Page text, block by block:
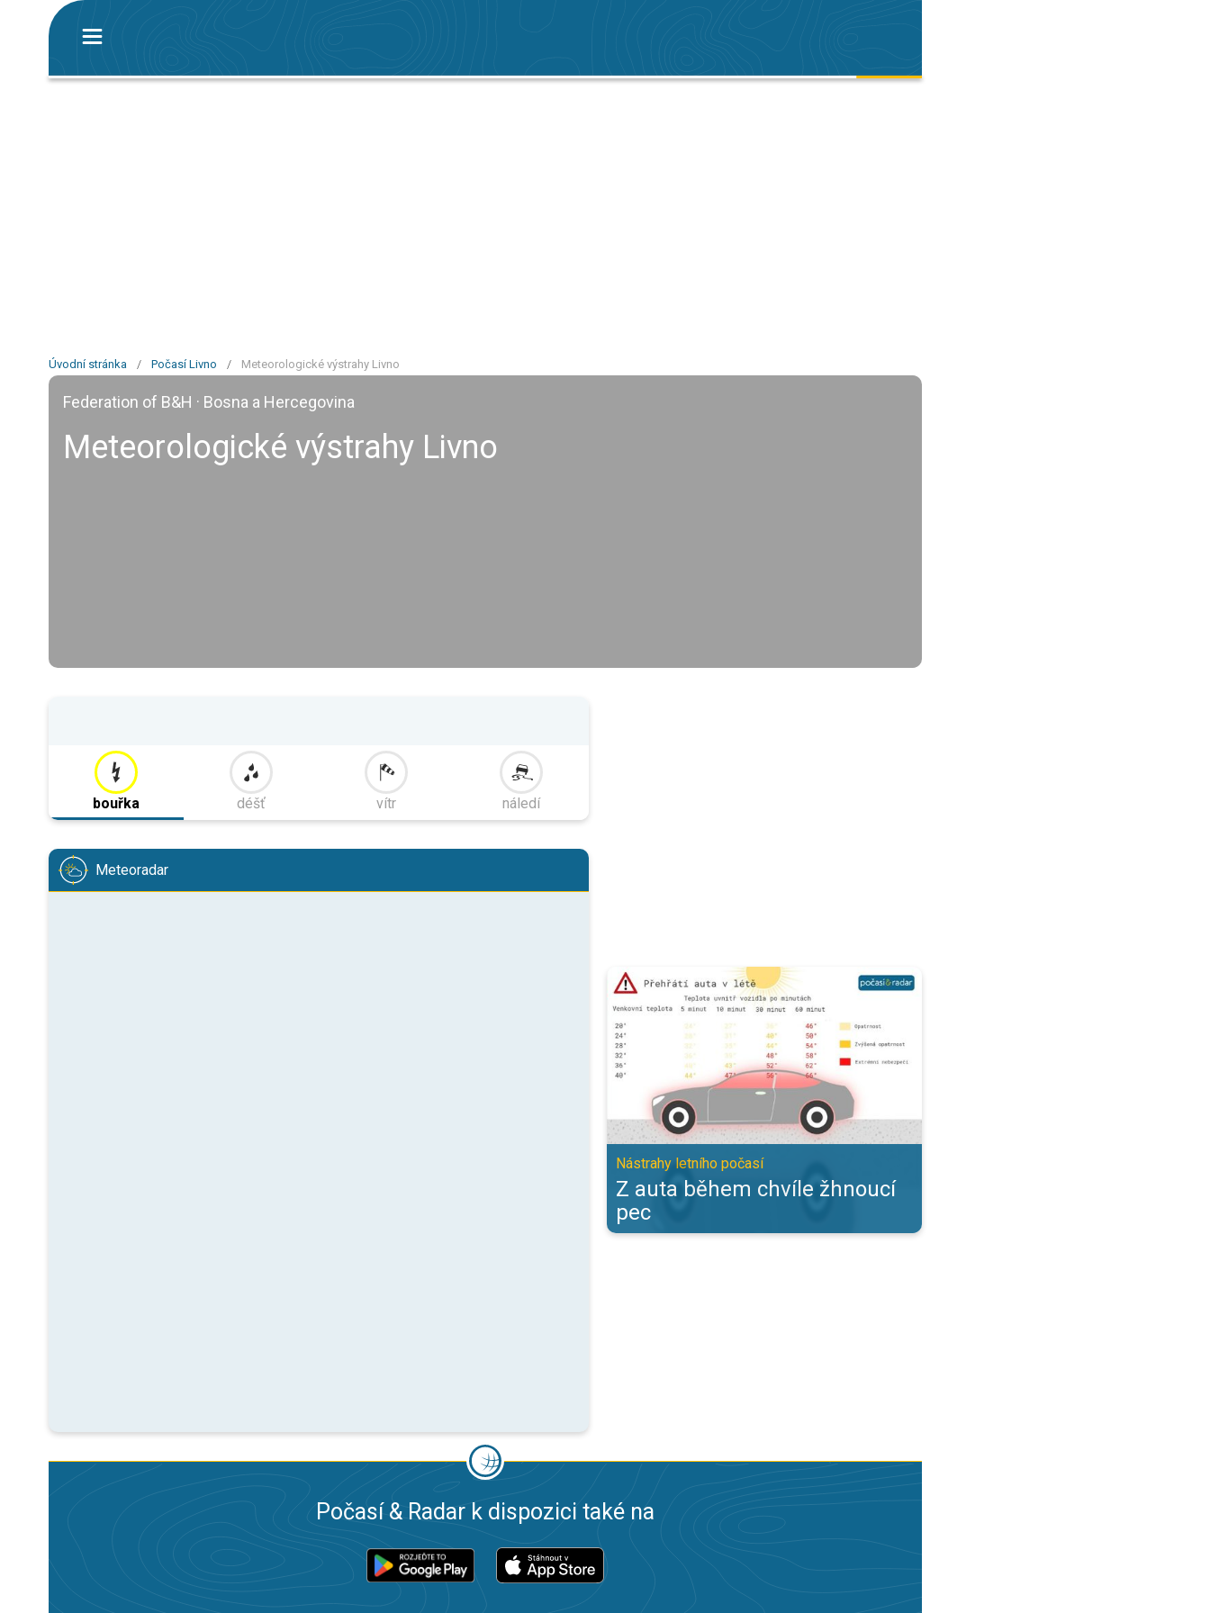
Úvodní stránka / Počasí Livno / Meteorologické výstrahy Livno
Federation of B&H · Bosna a Hercegovina
Meteorologické výstrahy Livno
bouřka déšť vítr náledí
Meteoradar
Z auta během chvíle žhnoucí pec. Nástrahy letního počasí. . .
Nástrahy letního počasí
Z auta během chvíle žhnoucí
pec
Počasí & Radar k dispozici také na